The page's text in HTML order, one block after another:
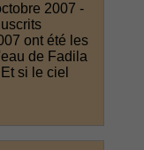
2007 -
ont été les
de Fadila
si le ciel